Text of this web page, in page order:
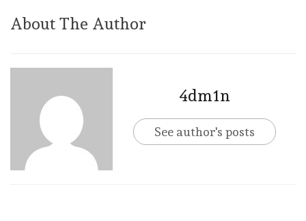
About The Author
4dm1n
See author's posts